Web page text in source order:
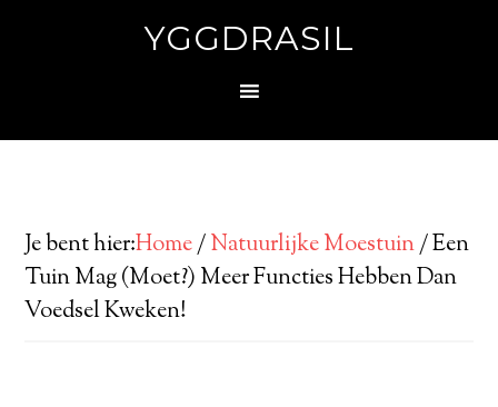
YGGDRASIL
Je bent hier:Home/Natuurlijke Moestuin/Een
Tuin Mag (Moet?) Meer Functies Hebben Dan
Voedsel Kweken!